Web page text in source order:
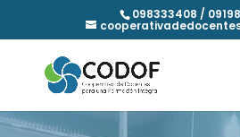
098333408 /